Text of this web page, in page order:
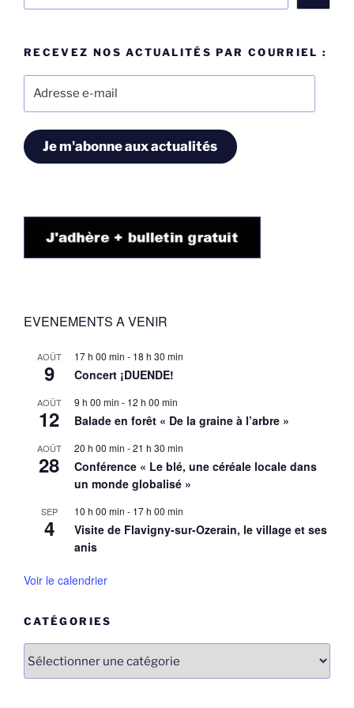
RECEVEZ NOS ACTUALITÉS PAR COURRIEL :
Je m'abonne aux actualités
EVENEMENTS A VENIR
AOÛT
9
17 h 00 min - 18 h 30 min
Concert ¡DUENDE!
AOÛT
12
9 h 00 min - 12 h 00 min
Balade en forêt « De la graine à l’arbre »
AOÛT
28
20 h 00 min -21 h 30 min
Conférence « Le blé, une céréale locale dans
un monde globalisé »
SEP
4
10 h 00 min - 17 h 00 min
Visite de Flavigny-sur-Ozerain, le village et ses
anis
Voir le calendrier
CATÉGORIES